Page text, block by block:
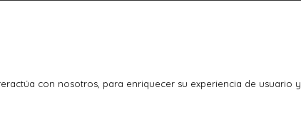
con nosotros, para enriquecer su experiencia de usuario y